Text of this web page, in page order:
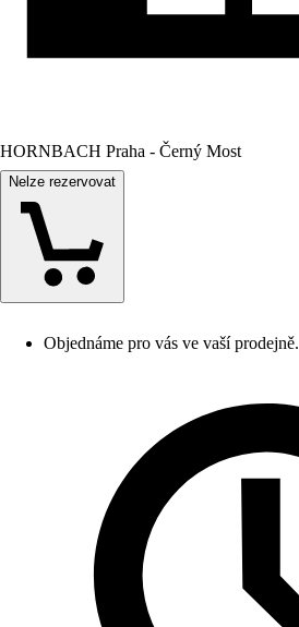
HORNBACH Praha - Černý Most
Nelze rezervovat
Objednáme pro vás ve vaší prodejně.